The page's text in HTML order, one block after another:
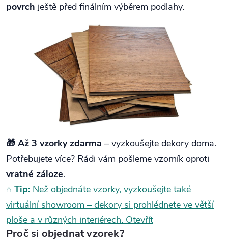
povrch ještě před finálním výběrem podlahy.
🎁 Až 3 vzorky zdarma – vyzkoušejte dekory doma.
Potřebujete více? Rádi vám pošleme vzorník oproti
vratné záloze.
⌂ Tip: Než objednáte vzorky, vyzkoušejte také
virtuální showroom – dekory si prohlédnete ve větší
ploše a v různých interiérech. Otevřít
Proč si objednat vzorek?